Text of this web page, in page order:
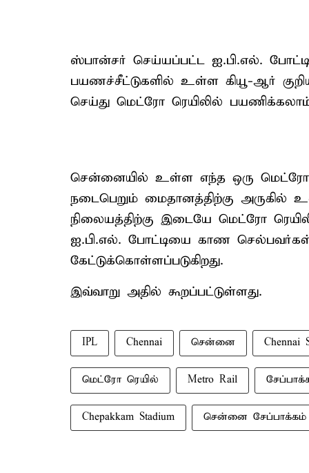
ஸ்பான்சர் செய்யப்பட்ட ஐ.பி.எல்.
பயணச்சீட்டுகளில் உள்ள கியூ-ஆர்
செய்து மெட்ரோ ரெயிலில்
சென்னையில் உள்ள எந்த ஒரு மெட்ரோ
நடைபெறும் மைதானத்திற்கு
நிலையத்திற்கு இடையே மெட்ரோ
ஐ.பி.எல். போட்டியை காண
கேட்டுக்கொள்ளப்படுகிறது.
இவ்வாறு அதில் கூறப்பட்டுள்ளது.
IPL Chennai சென்னை Chennai
மெட்ரோ ரெயில் Metro Rail
Chepakkam Stadium சென்னை